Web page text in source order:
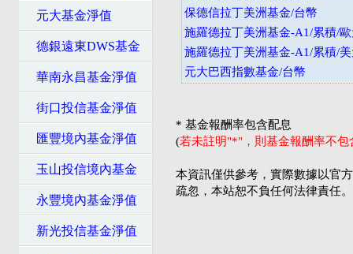
元大基金淨值
德銀遠東DWS基金
華南永昌基金淨值
街口投信基金淨值
匯豐境內基金淨值
玉山投信境內基金
永豐境內基金淨值
新光投信基金淨值
保德信拉丁美洲基金/台幣
施羅德拉丁美洲基金-A1/累積/
施羅德拉丁美洲基金-A1/累積/
元大巴西指數基金/台幣
* 基金報酬率包含配息
(若未註明"*"，則基金報酬率不
本資訊僅供參考，實際數據以官
疏忽，本站恕不負任何法律責任。